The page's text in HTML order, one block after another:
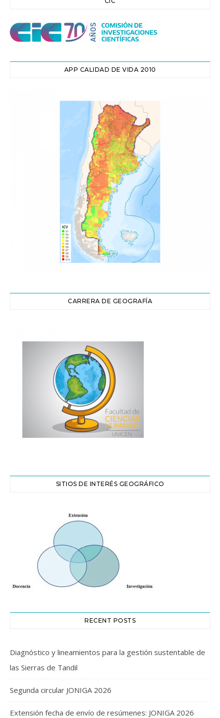
APP CALIDAD DE VIDA 2010
CARRERA DE GEOGRAFÍA
SITIOS DE INTERÉS GEOGRÁFICO
RECENT POSTS
Diagnóstico y lineamientos para la gestión sustentable de
las Sierras de Tandil
Segunda circular JONIGA 2026
Extensión fecha de envío de resúmenes: JONIGA 2026